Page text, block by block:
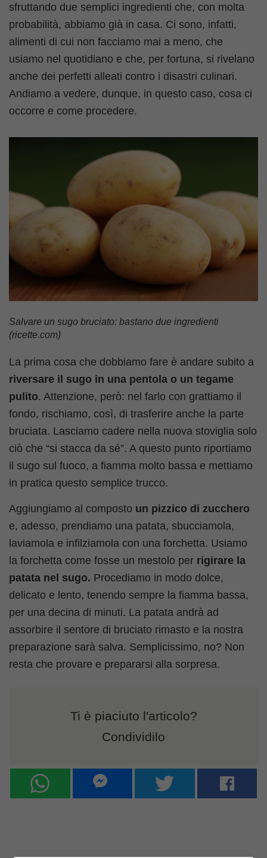
sfruttando due semplici ingredienti che, con molta
probabilità, abbiamo già in casa. Ci sono, infatti,
alimenti di cui non facciamo mai a meno, che
usiamo nel quotidiano e che, per fortuna, si rivelano
anche dei perfetti alleati contro i disastri culinari.
Andiamo a vedere, dunque, in questo caso, cosa ci
occorre e come procedere.
Salvare un sugo bruciato: bastano due ingredienti
(ricette.com)
La prima cosa che dobbiamo fare è andare subito a
riversare il sugo in una pentola o un tegame
pulito. Attenzione, però: nel farlo con grattiamo il
fondo, rischiamo, così, di trasferire anche la parte
bruciata. Lasciamo cadere nella nuova stoviglia solo
ciò che “si stacca da sé”. A questo punto riportiamo
il sugo sul fuoco, a fiamma molto bassa e mettiamo
in pratica questo semplice trucco.
Aggiungiamo al composto un pizzico di zucchero
e, adesso, prendiamo una patata, sbucciamola,
laviamola e infilziamola con una forchetta. Usiamo
la forchetta come fosse un mestolo per rigirare la
patata nel sugo. Procediamo in modo dolce,
delicato e lento, tenendo sempre la fiamma bassa,
per una decina di minuti. La patata andrà ad
assorbire il sentore di bruciato rimasto e la nostra
preparazione sarà salva. Semplicissimo, no? Non
resta che provare e prepararsi alla sorpresa.
Ti è piaciuto l'articolo?
Condividilo